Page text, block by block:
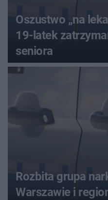
Oszustwo „na
19-latek
seniora
Rozbita grupa
Warszawie i